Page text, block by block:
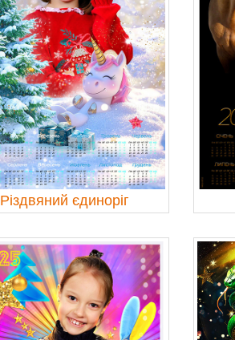
Різдвяний єдиноріг